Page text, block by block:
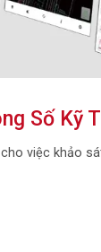
Số Kỹ
việc khảo